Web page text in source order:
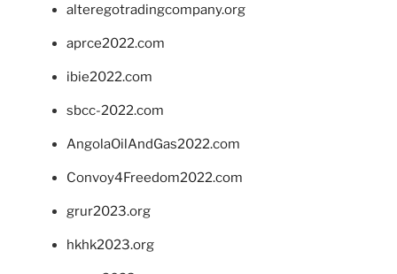
alteregotradingcompany.org
aprce2022.com
ibie2022.com
sbcc-2022.com
AngolaOilAndGas2022.com
Convoy4Freedom2022.com
grur2023.org
hkhk2023.org